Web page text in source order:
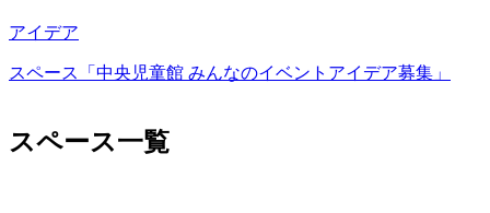
アイデア
スペース「中央児童館 みんなのイベントアイデア募集」
スペース一覧